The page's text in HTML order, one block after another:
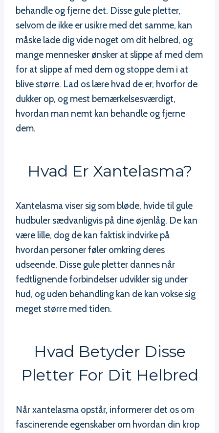
behandle og fjerne det. Disse gule pletter,
selvom de ikke er usikre med det samme, kan
måske lade dig vide noget om dit helbred, og
mange mennesker ønsker at slippe af med dem
for at slippe af med dem og stoppe dem i at
blive større. Lad os lære hvad de er, hvorfor de
dukker op, og mest bemærkelsesværdigt,
hvordan man nemt kan behandle og fjerne
dem.
Hvad Er Xantelasma?
Xantelasma viser sig som bløde, hvide til gule
hudbuler sædvanligvis på dine øjenlåg. De kan
være lille, dog de kan faktisk indvirke på
hvordan personer føler omkring deres
udseende. Disse gule pletter dannes når
fedtlignende forbindelser udvikler sig under
hud, og uden behandling kan de kan vokse sig
meget større med tiden.
Hvad Betyder Disse
Pletter For Dit Helbred
Når xantelasma opstår, informerer det os om
fascinerende egenskaber om hvordan din krop